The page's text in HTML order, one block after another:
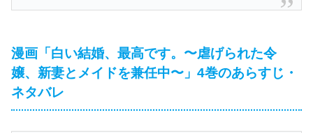
漫画「白い結婚、最高です。〜虐げられた令
嬢、新妻とメイドを兼任中〜」4巻のあらすじ・
ネタバレ